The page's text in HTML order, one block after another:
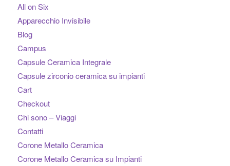
All on Six
Apparecchio Invisibile
Blog
Campus
Capsule Ceramica Integrale
Capsule zirconio ceramica su impianti
Cart
Checkout
Chi sono – Viaggi
Contatti
Corone Metallo Ceramica
Corone Metallo Ceramica su Impianti